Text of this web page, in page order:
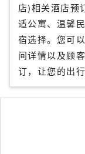
店)相关酒店预
适公寓、温馨
宿选择。您可
间详情以及顾
订，让您的出